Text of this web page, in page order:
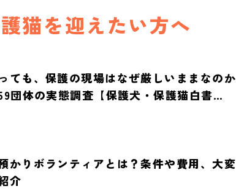
猫を迎えたい方へ
ても、保護の現場はなぜ厳しいままなのか
団体の実態調査【保護犬・保護猫白書
かりボランティアとは？条件や費用、大変
介